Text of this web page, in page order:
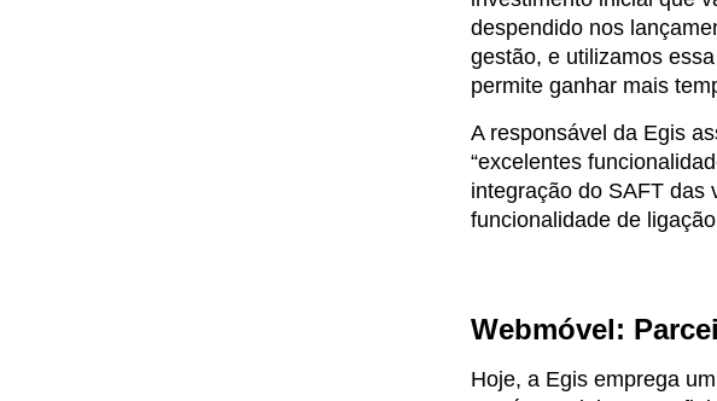
despendido nos
gestão, e utilizamos
permite ganhar mais
A responsável da Egis
“excelentes
integração do SAFT das
funcionalidade de
Webmóvel:
Hoje, a Egis emprega